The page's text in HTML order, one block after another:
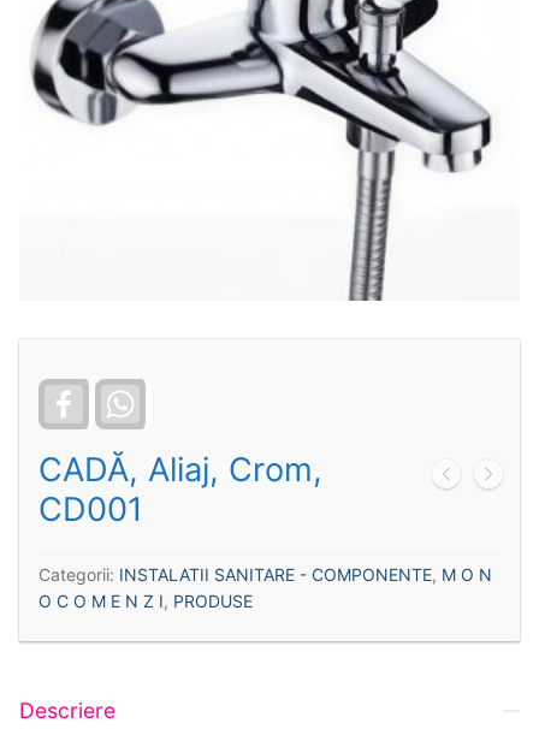
Facebook
CADĂ, Aliaj, Crom,
CD001
Categorii: INSTALATII SANITARE - COMPONENTE, M O N
O C O M E N Z I, PRODUSE
Descriere